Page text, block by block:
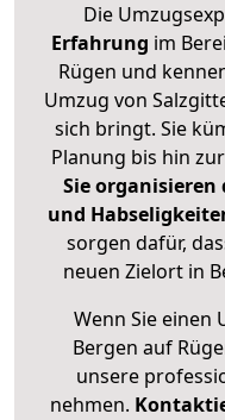
Die
Erfahrung im
Rügen und
Umzug von
sich bringt. Sie
Planung bis hin
Sie organisieren
und
sorgen dafür,
neuen Zielort in
Wenn Sie einen
Bergen auf
unsere
nehmen.